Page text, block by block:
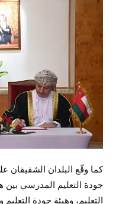
جودة التعليم المدرسي بين
التعليم، وهيئة جودة